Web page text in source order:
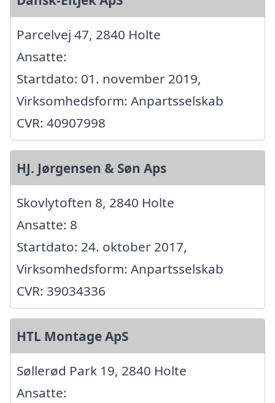
Parcelvej 47, 2840 Holte
Ansatte:
Startdato: 01. november 2019,
Virksomhedsform: Anpartsselskab
CVR: 40907998
HJ. Jørgensen & Søn Aps
Skovlytoften 8, 2840 Holte
Ansatte: 8
Startdato: 24. oktober 2017,
Virksomhedsform: Anpartsselskab
CVR: 39034336
HTL Montage ApS
Søllerød Park 19, 2840 Holte
Ansatte: